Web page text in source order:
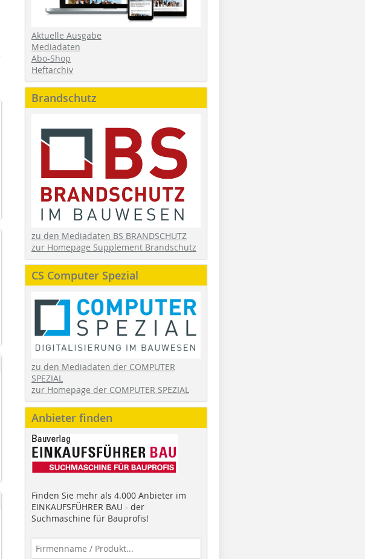
Aktuelle Ausgabe
Mediadaten
Abo-Shop
Heftarchiv
Brandschutz
zu den Mediadaten BS BRANDSCHUTZ
zur Homepage Supplement Brandschutz
CS Computer Spezial
zu den Mediadaten der COMPUTER
SPEZIAL
zur Homepage der COMPUTER SPEZIAL
Anbieter finden
Finden Sie mehr als 4.000 Anbieter im
EINKAUFSFÜHRER BAU - der
Suchmaschine für Bauprofis!